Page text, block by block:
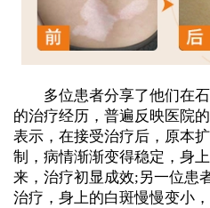
多位患者分享了他们在石
的治疗经历，普遍反映医院
表示，在接受治疗后，原本
制，病情渐渐变得稳定，身
来，治疗初显成效;另一位患
治疗，身上的白斑慢慢变小